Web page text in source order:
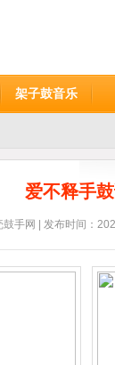
架子鼓音乐
爱不释手
手网 | 发布时间：